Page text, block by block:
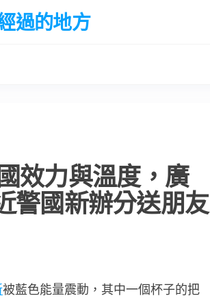
過的地方
效力與溫度，廣
警國新辦分送朋友
被藍色能量震動，其中一個杯子的把